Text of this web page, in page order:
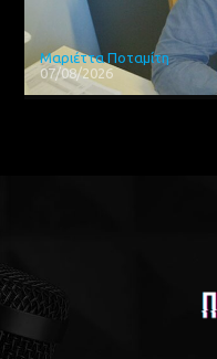
Μαριέττα Ποταμίτη
07/08/2026